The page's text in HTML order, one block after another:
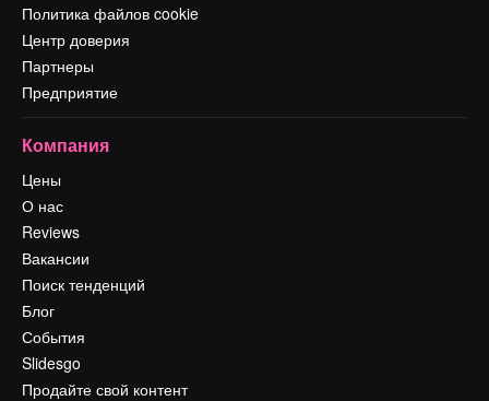
Политика файлов cookie
Центр доверия
Партнеры
Предприятие
Компания
Цены
О нас
Reviews
Вакансии
Поиск тенденций
Блог
События
Slidesgo
Продайте свой контент